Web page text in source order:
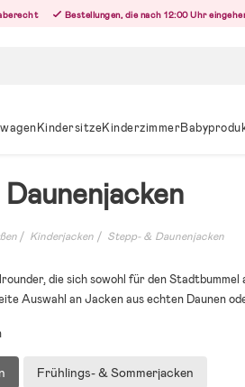
Bestellungen, die nach 12:00 Uhr
KindersitzeKinderzimmer
Kinderjacken Stepp- & Daunenjacken
die sich sowohl für den Stadtbummel
Auswahl an Jacken aus echten Daunen
Frühlings- & Sommerjacken